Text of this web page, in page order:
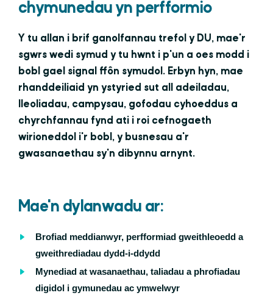
chymunedau yn perfformio
Y tu allan i brif ganolfannau trefol y DU, mae'r
sgwrs wedi symud y tu hwnt i p'un a oes modd i
bobl gael signal ffôn symudol. Erbyn hyn, mae
rhanddeiliaid yn ystyried sut all adeiladau,
lleoliadau, campysau, gofodau cyhoeddus a
chyrchfannau fynd ati i roi cefnogaeth
wirioneddol i'r bobl, y busnesau a'r
gwasanaethau sy'n dibynnu arnynt.
Mae'n dylanwadu ar:
Brofiad meddianwyr, perfformiad gweithleoedd a
gweithrediadau dydd-i-ddydd
Mynediad at wasanaethau, taliadau a phrofiadau
digidol i gymunedau ac ymwelwyr